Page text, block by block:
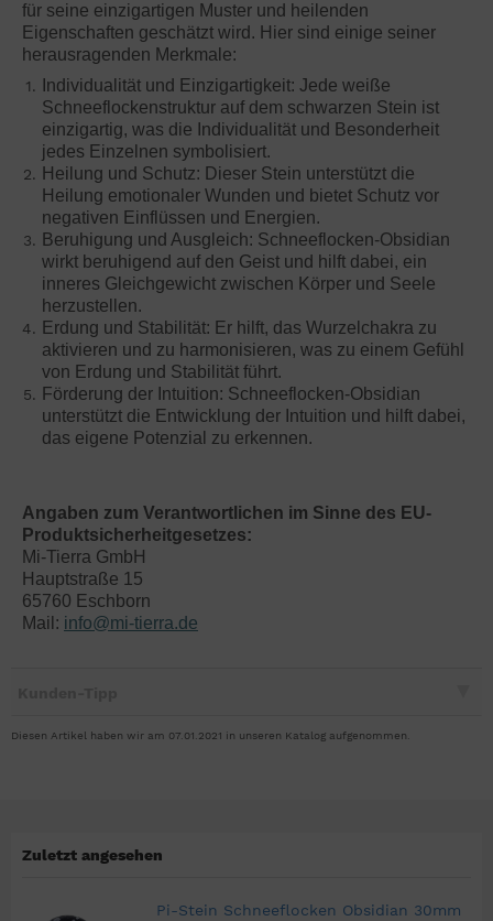
für seine einzigartigen Muster und heilenden
Eigenschaften geschätzt wird. Hier sind einige seiner
herausragenden Merkmale:
Individualität und Einzigartigkeit: Jede weiße
Schneeflockenstruktur auf dem schwarzen Stein ist
einzigartig, was die Individualität und Besonderheit
jedes Einzelnen symbolisiert.
Heilung und Schutz: Dieser Stein unterstützt die
Heilung emotionaler Wunden und bietet Schutz vor
negativen Einflüssen und Energien.
Beruhigung und Ausgleich: Schneeflocken-Obsidian
wirkt beruhigend auf den Geist und hilft dabei, ein
inneres Gleichgewicht zwischen Körper und Seele
herzustellen.
Erdung und Stabilität: Er hilft, das Wurzelchakra zu
aktivieren und zu harmonisieren, was zu einem Gefühl
von Erdung und Stabilität führt.
Förderung der Intuition: Schneeflocken-Obsidian
unterstützt die Entwicklung der Intuition und hilft dabei,
das eigene Potenzial zu erkennen.
Angaben zum Verantwortlichen im Sinne des EU-
Produktsicherheitgesetzes:
Mi-Tierra GmbH
Hauptstraße 15
65760 Eschborn
Mail: info@mi-tierra.de
Diesen Artikel haben wir am 07.01.2021 in unseren Katalog aufgenommen.
Zuletzt angesehen
Pi-Stein Schneeflocken Obsidian 30mm